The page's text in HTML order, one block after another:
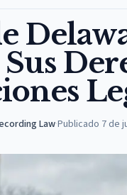
Law·Publicado 7 de